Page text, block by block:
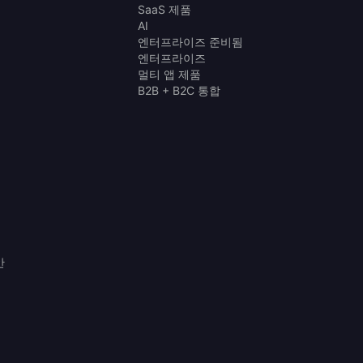
SaaS 제품
AI
엔터프라이즈 준비됨
엔터프라이즈
멀티 앱 제품
B2B + B2C 통합